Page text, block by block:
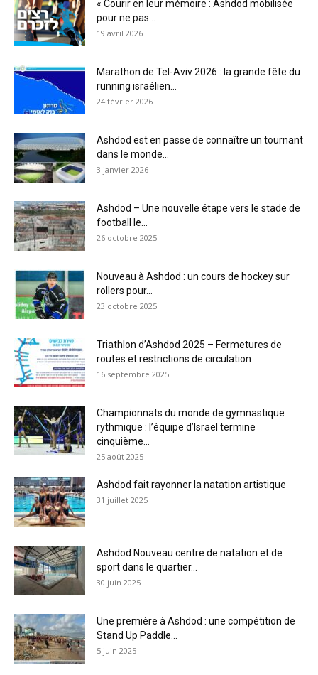
« Courir en leur mémoire : Ashdod mobilisée
pour ne pas...
19 avril 2026
Marathon de Tel-Aviv 2026 : la grande fête du
running israélien...
24 février 2026
Ashdod est en passe de connaître un tournant
dans le monde...
3 janvier 2026
Ashdod – Une nouvelle étape vers le stade de
football le...
26 octobre 2025
Nouveau à Ashdod : un cours de hockey sur
rollers pour...
23 octobre 2025
Triathlon d’Ashdod 2025 – Fermetures de
routes et restrictions de circulation
16 septembre 2025
Championnats du monde de gymnastique
rythmique : l’équipe d’Israël termine
cinquième...
25 août 2025
Ashdod fait rayonner la natation artistique
31 juillet 2025
Ashdod Nouveau centre de natation et de
sport dans le quartier...
30 juin 2025
Une première à Ashdod : une compétition de
Stand Up Paddle...
5 juin 2025